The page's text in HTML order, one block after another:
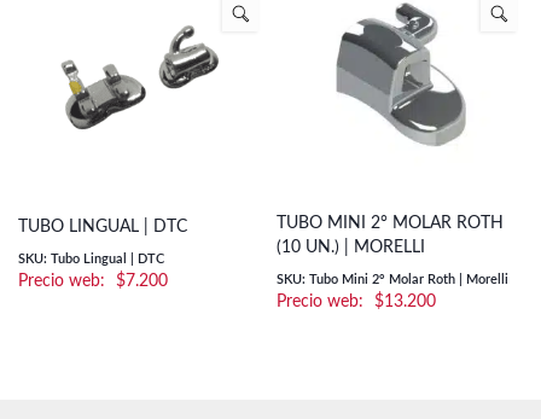
TUBO LINGUAL | DTC
SKU: Tubo Lingual | DTC
$7.200
TUBO MINI 2° MOLAR ROTH
(10 UN.) | MORELLI
SKU: Tubo Mini 2° Molar Roth | Morelli
$13.200